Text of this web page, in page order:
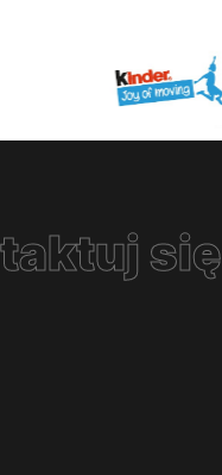
się